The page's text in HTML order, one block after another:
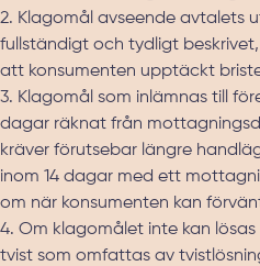
2. Klagomål avseende avtalets
fullständigt och tydligt
att konsumenten upptäckt
3. Klagomål som inlämnas till
dagar räknat från
kräver förutsebar längre
inom 14 dagar med ett
om när konsumenten kan
4. Om klagomålet inte kan
tvist som omfattas av